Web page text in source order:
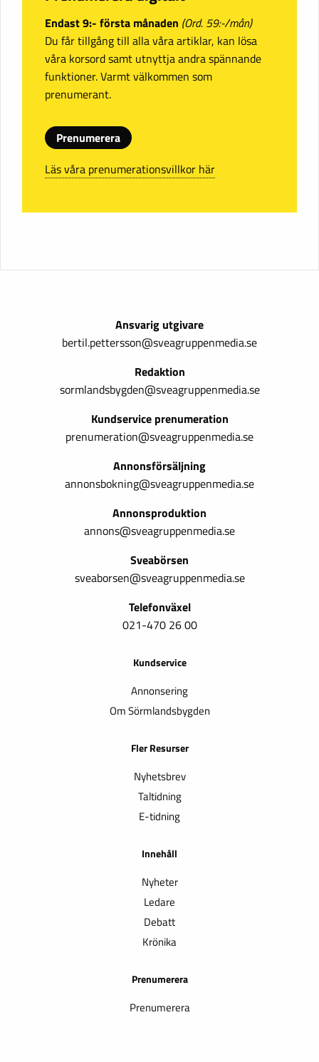
Endast 9:- första månaden (Ord. 59:-/mån)
Du får tillgång till alla våra artiklar, kan lösa
våra korsord samt utnyttja andra spännande
funktioner. Varmt välkommen som
prenumerant.
Prenumerera
Läs våra prenumerationsvillkor här
Ansvarig utgivare
bertil.pettersson@sveagruppenmedia.se
Redaktion
sormlandsbygden@sveagruppenmedia.se
Kundservice prenumeration
prenumeration@sveagruppenmedia.se
Annonsförsäljning
annonsbokning@sveagruppenmedia.se
Annonsproduktion
annons@sveagruppenmedia.se
Sveabörsen
sveaborsen@sveagruppenmedia.se
Telefonväxel
021-470 26 00
Kundservice
Annonsering
Om Sörmlandsbygden
Fler Resurser
Nyhetsbrev
Taltidning
E-tidning
Innehåll
Nyheter
Ledare
Debatt
Krönika
Prenumerera
Prenumerera